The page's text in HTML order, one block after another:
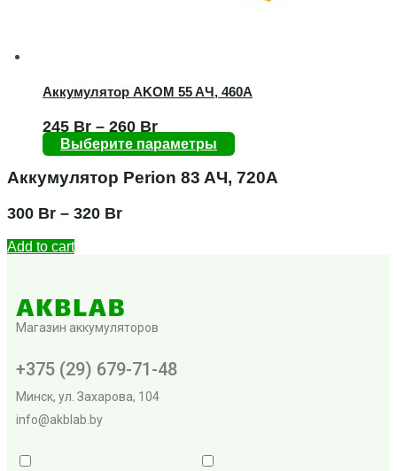
Аккумулятор AKOM 55 AЧ, 460А
245 Br – 260 Br
Выберите параметры
Аккумулятор Perion 83 AЧ, 720А
300 Br – 320 Br
Add to cart
Магазин аккумуляторов
+375 (29) 679-71-48
Минск, ул. Захарова, 104
info@akblab.by